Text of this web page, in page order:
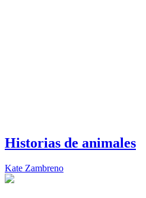
Historias de animales
Kate Zambreno